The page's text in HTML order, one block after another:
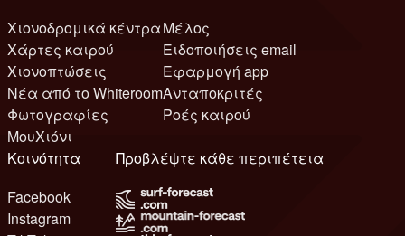
Χιονοδρομικά κέντρα
Χάρτες καιρού
Χιονοπτώσεις
Νέα από το Whiteroom
Φωτογραφίες
ΜουΧιόνι
Μέλος
Ειδοποιήσεις email
Εφαρμογή app
Ανταποκριτές
Ροές καιρού
Κοινότητα
Facebook
Instagram
Προβλέψτε κάθε περιπέτεια